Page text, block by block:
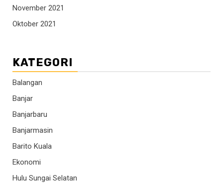
November 2021
Oktober 2021
KATEGORI
Balangan
Banjar
Banjarbaru
Banjarmasin
Barito Kuala
Ekonomi
Hulu Sungai Selatan